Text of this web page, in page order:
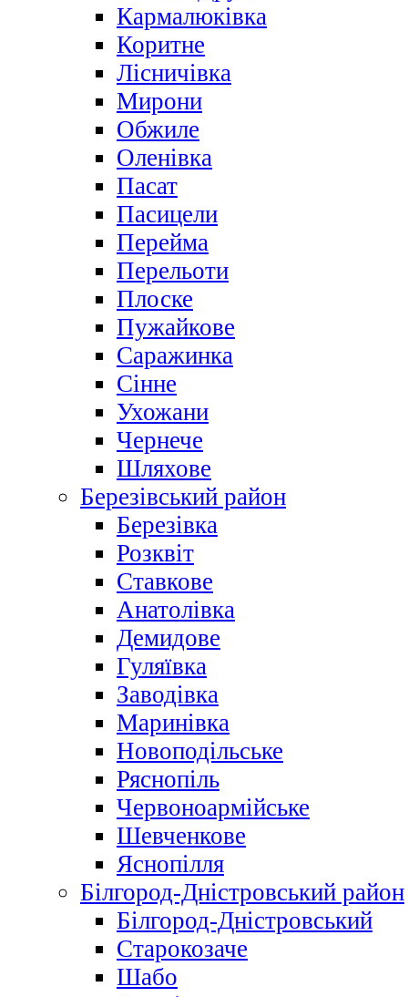
Кармалюківка
Коритне
Лісничівка
Мирони
Обжиле
Оленівка
Пасат
Пасицели
Перейма
Перельоти
Плоске
Пужайкове
Саражинка
Сінне
Ухожани
Чернече
Шляхове
Березівський район
Березівка
Розквіт
Ставкове
Анатолівка
Демидове
Гуляївка
Заводівка
Маринівка
Новоподільське
Ряснопіль
Червоноармійське
Шевченкове
Яснопілля
Білгород-Дністровський район
Білгород-Дністровський
Старокозаче
Шабо